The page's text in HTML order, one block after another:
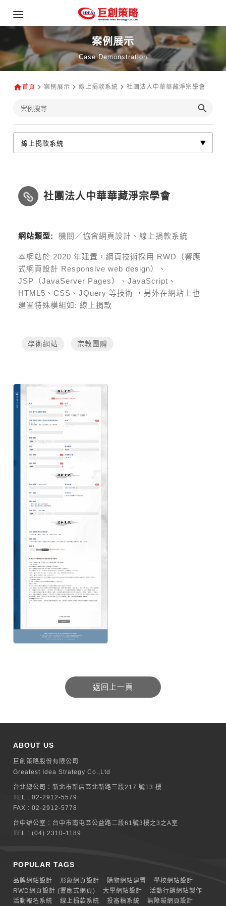
案例展示
Case Demonstration
首頁 案例展示 線上捐款系統 社團法人中華華藏淨宗學會
社團法人中華華藏淨宗學會
網站類型: 機關／協會網頁設計、線上捐款系統
本網站於 2020 年建置，網頁技術採用 RWD（響應
式網頁設計 Responsive web design）、
JSP（JavaServer Pages）、JavaScript、
HTML5、CSS、JQuery 等技術
，另外在網站上也
建置特殊模組如:線上捐款
學術網站 宗教團體
ABOUT US
巨創策略股份有限公司
Greatest Idea Strategy Co.,Ltd
台北總公司：新北巿新店區北新路三段217 號13 樓
TEL :02-2912-5579
FAX : 02-2912-5778
台中辦公室： 台中市南屯區公益路二段61號3樓之3之A室
TEL :(04) 2310-1189
POPULAR TAGS
品牌網站設計 形象網頁設計 購物網站建置
學校網站設計
RWD網頁設計 (響應式網頁)
大學網站設計
活動行銷網站製作
活動報名系統
線上捐款系統 投審稿系統 無障礙網頁設計